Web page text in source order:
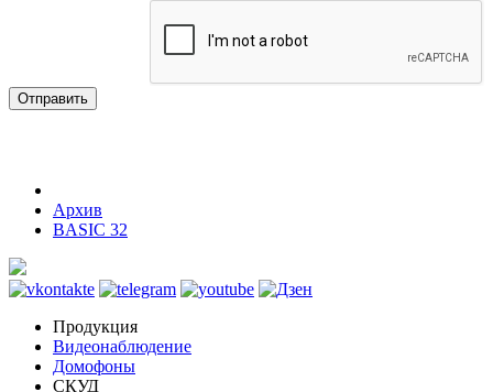
Отправить
Архив
BASIC 32
Продукция
Видеонаблюдение
Домофоны
СКУД